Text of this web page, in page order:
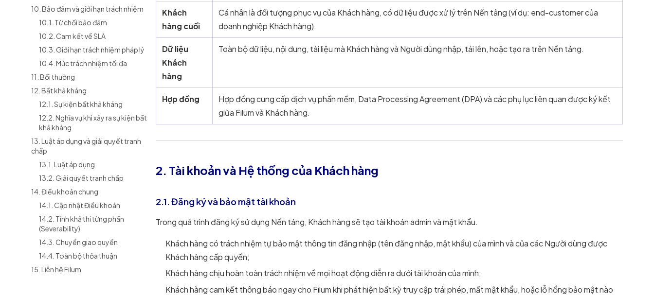
10. Bảo đảm và giới hạn trách nhiệm
10.1. Từ chối bảo đảm
10.2. Cam kết về SLA
10.3. Giới hạn trách nhiệm pháp lý
10.4. Mức trách nhiệm tối đa
11. Bồi thường
12. Bất khả kháng
12.1. Sự kiện bất khả kháng
12.2. Nghĩa vụ khi xảy ra sự kiện bất
khả kháng
13. Luật áp dụng và giải quyết tranh
chấp
13.1. Luật áp dụng
13.2. Giải quyết tranh chấp
14. Điều khoản chung
14.1. Cập nhật Điều khoản
14.2. Tính khả thi từng phần
(Severability)
14.3. Chuyển giao quyền
14.4. Toàn bộ thỏa thuận
15. Liên hệ Filum
Khách
hàng cuối
Cá nhân là đối tượng phục vụ của Khách hàng, có dữ liệu được xử lý trên Nền tảng (ví dụ: end-customer của
doanh nghiệp Khách hàng).
Dữ liệu
Khách
hàng
Toàn bộ dữ liệu, nội dung, tài liệu mà Khách hàng và Người dùng nhập, tải lên, hoặc tạo ra trên Nền tảng.
Hợp đồng
Hợp đồng cung cấp dịch vụ phần mềm, Data Processing Agreement (DPA) và các phụ lục liên quan được ký kết
giữa Filum và Khách hàng.
2. Tài khoản và Hệ thống của Khách hàng
2.1. Đăng ký và bảo mật tài khoản
Trong quá trình đăng ký sử dụng Nền tảng, Khách hàng sẽ tạo tài khoản admin và mật khẩu.
Khách hàng có trách nhiệm tự bảo mật thông tin đăng nhập (tên đăng nhập, mật khẩu) của mình và của các Người dùng được
Khách hàng cấp quyền;
Khách hàng chịu hoàn toàn trách nhiệm về mọi hoạt động diễn ra dưới tài khoản của mình;
Khách hàng cam kết thông báo ngay cho Filum khi phát hiện bất kỳ truy cập trái phép, mất mật khẩu, hoặc lỗ hổng bảo mật nào